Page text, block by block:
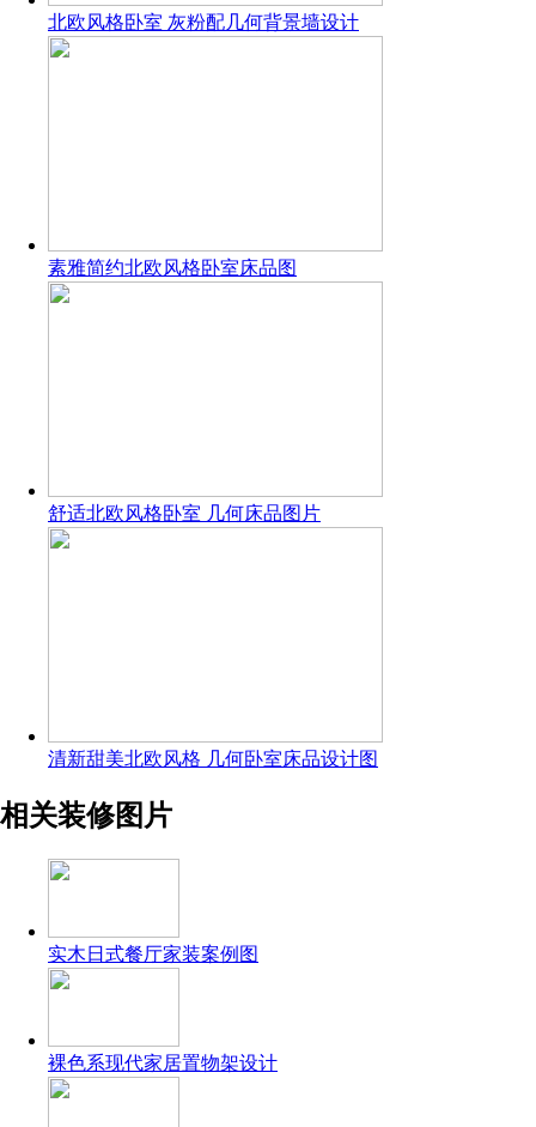
北欧风格卧室 灰粉配几何背景墙设计
素雅简约北欧风格卧室床品图
舒适北欧风格卧室 几何床品图片
清新甜美北欧风格 几何卧室床品设计图
相关装修图片
实木日式餐厅家装案例图
裸色系现代家居置物架设计